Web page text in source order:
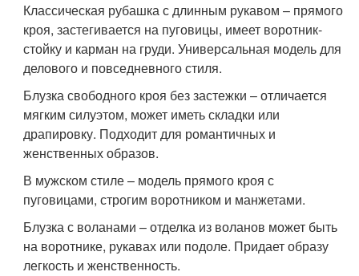
Классическая рубашка с длинным рукавом – прямого
кроя, застегивается на пуговицы, имеет воротник-
стойку и карман на груди. Универсальная модель для
делового и повседневного стиля.
Блузка свободного кроя без застежки – отличается
мягким силуэтом, может иметь складки или
драпировку. Подходит для романтичных и
женственных образов.
В мужском стиле – модель прямого кроя с
пуговицами, строгим воротником и манжетами.
Блузка с воланами – отделка из воланов может быть
на воротнике, рукавах или подоле. Придает образу
легкость и женственность.